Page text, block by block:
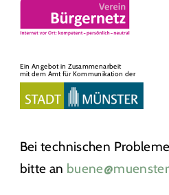
Ein Angebot in Zusammenarbeit
mit dem Amt für Kommunikation der
Bei technischen
bitte an